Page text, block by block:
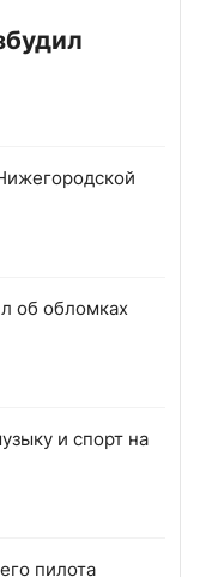
об обломках
и спорт на
пилота